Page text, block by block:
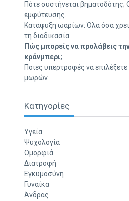
Πότε συστήνεται βηματοδότης;
εμφύτευσης.
Κατάψυξη ωαρίων: Όλα όσα
τη διαδικασία
Πώς μπορείς να προλάβεις
κράνμπερι;
Ποιες υπερτροφές να
μωρών
Κατηγορίες
Υγεία
Ψυχολογία
Ομορφιά
Διατροφή
Εγκυμοσύνη
Γυναίκα
Άνδρας